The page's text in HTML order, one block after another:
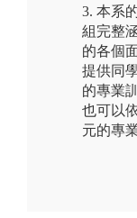
3. 本系
組完整
的各個
提供同
的專業
也可以
元的專